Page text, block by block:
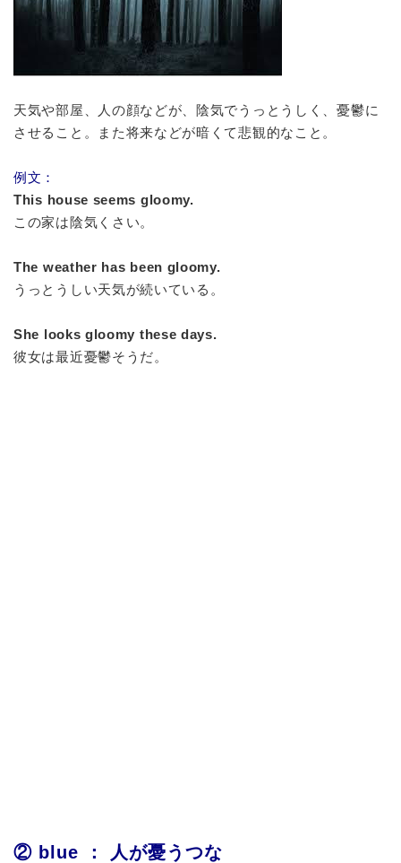
天気や部屋、人の顔などが、陰気でうっとうしく、憂鬱に
させること。また将来などが暗くて悲観的なこと。
例文：
This house seems gloomy.
この家は陰気くさい。
The weather has been gloomy.
うっとうしい天気が続いている。
She looks gloomy these days.
彼女は最近憂鬱そうだ。
② blue ： 人が憂うつな